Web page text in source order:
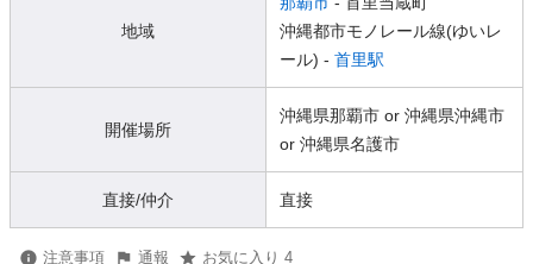
地域
沖縄都市モノレール線(ゆいレ
ール) - 首里駅
開催場所
沖縄県那覇市 or 沖縄県沖縄市
or 沖縄県名護市
直接/仲介 直接
注意事項 通報 お気に入り 4